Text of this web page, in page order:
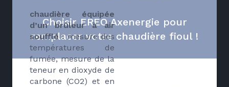
chaudière équipée
d’un brûleur à air
soufflé :mesure des
températures de
fumée, mesure de la
teneur en dioxyde de
carbone (CO2) et en
Choisir EREO Axenergie pour
remplacer votre chaudière fioul !